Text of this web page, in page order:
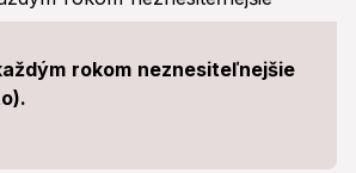
rokom neznesiteľnejšie